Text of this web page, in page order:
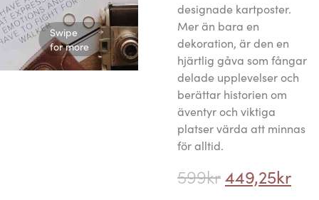
Swipe
for more
designade kartposter.
Mer än bara en
dekoration, är den en
hjärtlig gåva som fångar
delade upplevelser och
berättar historien om
äventyr och viktiga
platser värda att minnas
för alltid.
599kr449,25kr